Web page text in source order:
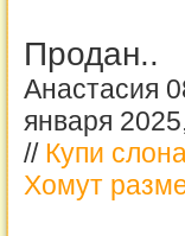
Продан..
Анастасия
января
// Купи
Хомут